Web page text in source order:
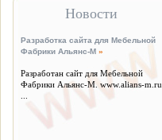
Новости
Разработка сайта для Мебельной
Фабрики Альянс-М »
Разработан сайт для Мебельной
Фабрики Альянс-М. www.alians-m.ru